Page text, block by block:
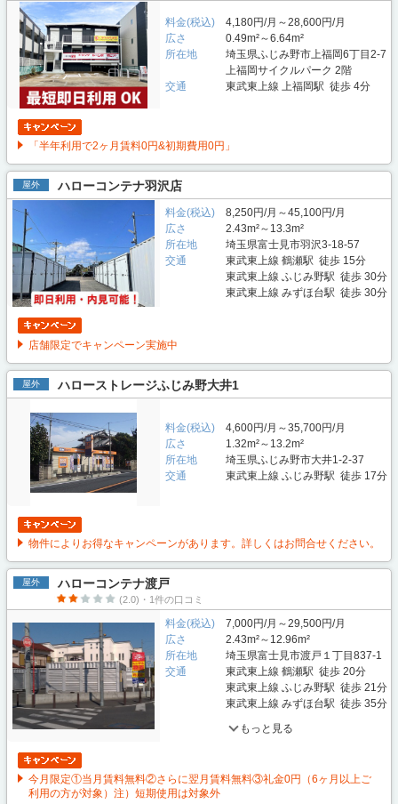
料金(税込)
4,180円/月～28,600円/月
広さ
0.49m²～6.64m²
所在地
埼玉県ふじみ野市上福岡6丁目2-7
上福岡サイクルパーク 2階
交通
東武東上線 上福岡駅 徒歩 4分
「半年利用で2ヶ月賃料0円&初期費用0円」
屋外 ハローコンテナ羽沢店
料金(税込)
8,250円/月～45,100円/月
広さ
2.43m²～13.3m²
所在地
埼玉県富士見市羽沢3-18-57
交通
東武東上線 鶴瀬駅 徒歩 15分
東武東上線 ふじみ野駅 徒歩 30分
東武東上線 みずほ台駅 徒歩 30分
店舗限定でキャンペーン実施中
屋外 ハローストレージふじみ野大井1
料金(税込)
4,600円/月～35,700円/月
広さ
1.32m²～13.2m²
所在地
埼玉県ふじみ野市大井1-2-37
交通
東武東上線 ふじみ野駅 徒歩 17分
物件によりお得なキャンペーンがあります。詳しくはお問合せください。
屋外 ハローコンテナ渡戸
(2.0)・1件の口コミ
料金(税込)
7,000円/月～29,500円/月
広さ
2.43m²～12.96m²
所在地
埼玉県富士見市渡戸１丁目837-1
交通
東武東上線 鶴瀬駅 徒歩 20分
東武東上線 ふじみ野駅 徒歩 21分
東武東上線 みずほ台駅 徒歩 35分
もっと見る
今月限定①当月賃料無料②さらに翌月賃料無料③礼金0円（6ヶ月以上ご
利用の方が対象）注）短期使用は対象外